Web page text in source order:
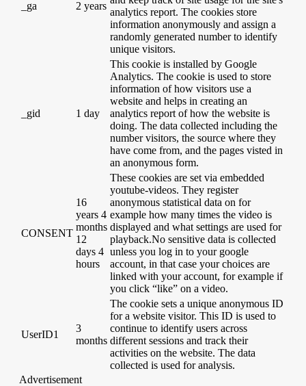
_ga 2 years
analytics report. The cookies store
information anonymously and assign a
randomly generated number to identify
unique visitors.
_gid 1 day
This cookie is installed by Google
Analytics. The cookie is used to store
information of how visitors use a
website and helps in creating an
analytics report of how the website is
doing. The data collected including the
number visitors, the source where they
have come from, and the pages visted in
an anonymous form.
CONSENT
16
years 4
months
12
days 4
hours
These cookies are set via embedded
youtube-videos. They register
anonymous statistical data on for
example how many times the video is
displayed and what settings are used for
playback.No sensitive data is collected
unless you log in to your google
account, in that case your choices are
linked with your account, for example if
you click “like” on a video.
UserID1
3
months
The cookie sets a unique anonymous ID
for a website visitor. This ID is used to
continue to identify users across
different sessions and track their
activities on the website. The data
collected is used for analysis.
Advertisement